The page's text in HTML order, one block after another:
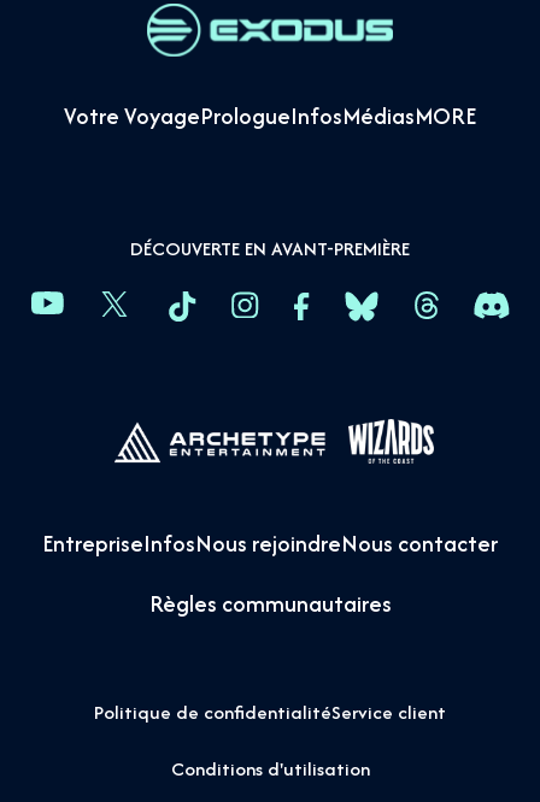
Votre VoyagePrologueInfosMédiasMORE
DÉCOUVERTE EN AVANT-PREMIÈRE
EntrepriseInfosNous rejoindreNous contacter
Règles communautaires
Politique de confidentialitéService client
Conditions d'utilisation